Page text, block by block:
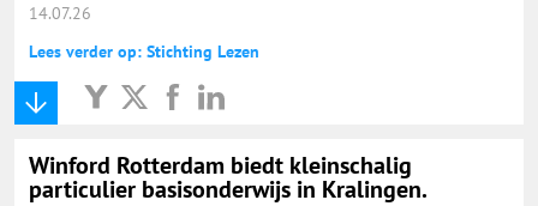
14.07.26
Lees verder op: Stichting Lezen
Winford Rotterdam biedt kleinschalig
particulier basisonderwijs in Kralingen.